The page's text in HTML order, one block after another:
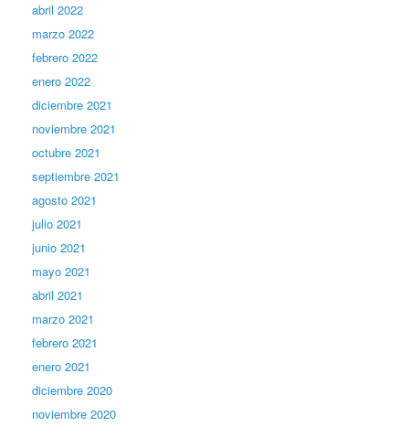
abril 2022
marzo 2022
febrero 2022
enero 2022
diciembre 2021
noviembre 2021
octubre 2021
septiembre 2021
agosto 2021
julio 2021
junio 2021
mayo 2021
abril 2021
marzo 2021
febrero 2021
enero 2021
diciembre 2020
noviembre 2020